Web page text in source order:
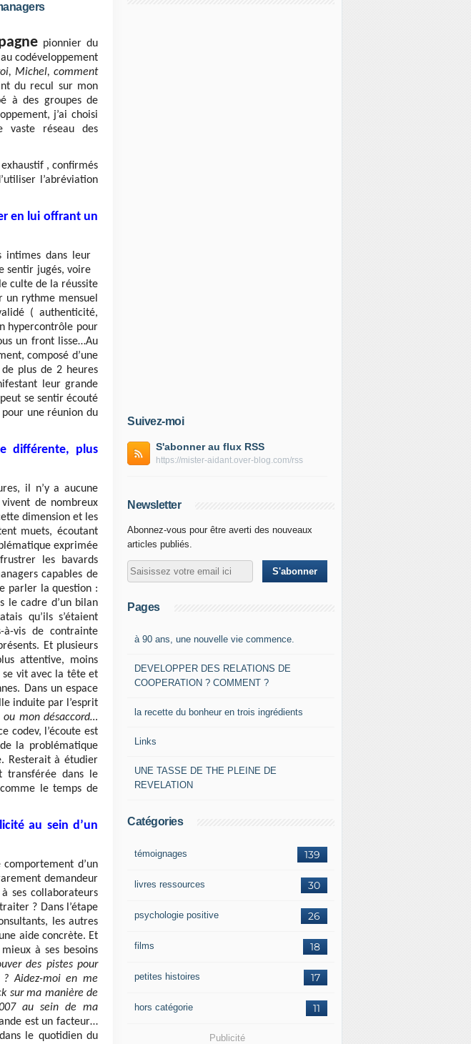
pionnier du
codéveloppement
Michel, comment
du recul sur mon
à des groupes de
j’ai choisi
vaste réseau des
, confirmés
l’abréviation
en lui offrant un
intimes dans leur
sentir jugés, voire
culte de la réussite
un rythme mensuel
( authenticité,
hypercontrôle pour
un front lisse…Au
composé d’une
plus de 2 heures
leur grande
se sentir écouté
une réunion du
différente, plus
il n’y a aucune
de nombreux
dimension et les
muets, écoutant
exprimée
les bavards
capables de
parler la question :
le cadre d’un bilan
qu’ils s’étaient
vis de contrainte
Et plusieurs
attentive, moins
se vit avec la tête et
Dans un espace
induite par l’esprit
mon désaccord…
codev, l’écoute est
la problématique
Resterait à étudier
transférée dans le
le temps de
au sein d’un
d’un
demandeur
ses collaborateurs
? Dans l’étape
les autres
aide concrète. Et
à ses besoins
des pistes pour
Aidez-moi en me
sur ma manière de
au sein de ma
est un facteur…
le quotidien du
Suivez-moi
S'abonner au flux RSS
https://mister-aidant.over-blog.com/rss
Newsletter
Abonnez-vous pour être averti des nouveaux
articles publiés.
Pages
à 90 ans, une nouvelle vie commence.
DEVELOPPER DES RELATIONS DE
COOPERATION ? COMMENT ?
la recette du bonheur en trois ingrédients
Links
UNE TASSE DE THE PLEINE DE
REVELATION
Catégories
139
témoignages
30
livres ressources
26
psychologie positive
18
films
17
petites histoires
11
hors catégorie
Publicité